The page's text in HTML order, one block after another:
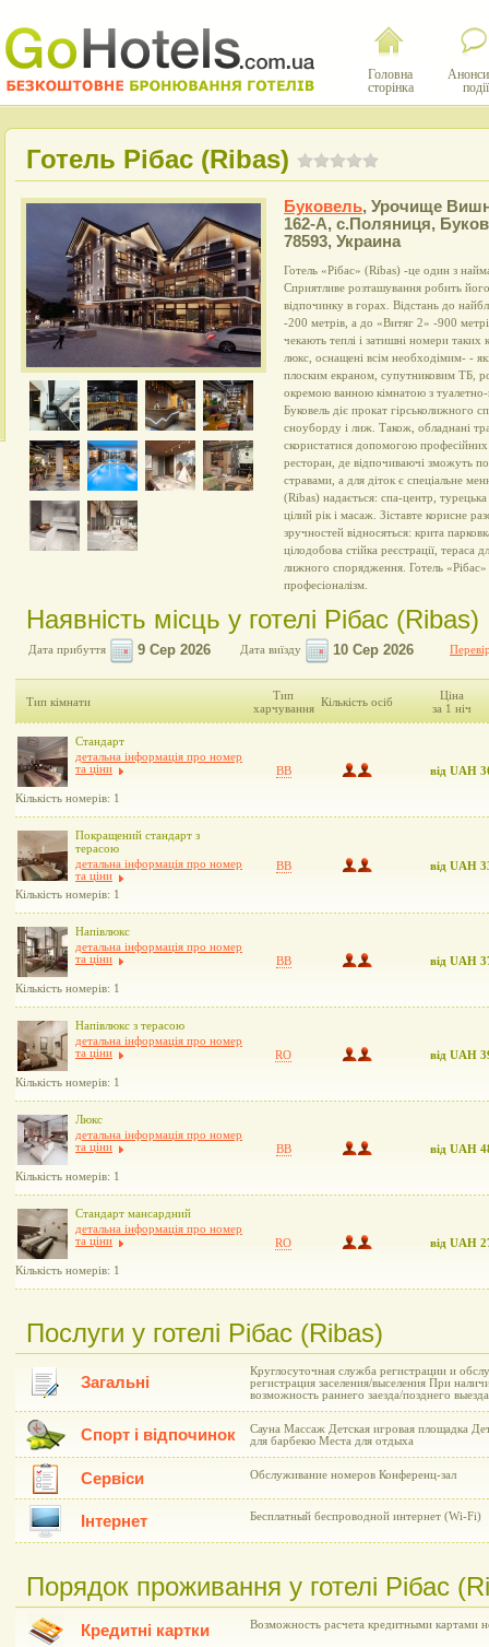
Головна
сторінка
події
Готель Рібас (Ribas)
Буковель, Урочище
162-А, с.Поляниця,
78593, Украина
Готель «Рібас» (Ribas) -це один з
Сприятливе розташування робить
відпочинку в горах. Відстань до
-200 метрів, а до «Витяг 2» -900
чекають теплі і затишні номери таких
люкс, оснащені всім необходімим- -
плоским екраном, супутниковим ТБ,
окремою ванною кімнатою з
Буковель діє прокат гірськолижного
сноуборду і лиж. Також, обладнані
скористатися допомогою професійних
ресторан, де відпочиваючі зможуть
стравами, а для діток є спеціальне
(Ribas) надається: спа-центр,
цілий рік і масаж. Зіставте корисне
зручностей відносяться: крита
цілодобова стійка реєстрації, тераса
лижного спорядження. Готель «Рібас»
професіоналізм.
Наявність місць у готелі Рібас (Ribas)
Дата прибуття Дата виїзду
Тип кімнати
Тип
харчування Кількість осіб
Ціна
за 1 ніч
Стандарт
детальна інформація про номер
та ціни
Кількість номерів: 1
BB від UAH
Покращений стандарт з
терасою
детальна інформація про номер
та ціни
Кількість номерів: 1
BB від UAH
Напівлюкс
детальна інформація про номер
та ціни
Кількість номерів: 1
BB від UAH
Напівлюкс з терасою
детальна інформація про номер
та ціни
Кількість номерів: 1
RO від UAH
Люкс
детальна інформація про номер
та ціни
Кількість номерів: 1
BB від UAH
Стандарт мансардний
детальна інформація про номер
та ціни
Кількість номерів: 1
RO від UAH
Послуги у готелі Рібас (Ribas)
Загальні
Круглосуточная служба регистрации и
регистрация заселения/выселения При
возможность раннего заезда/позднего
Спорт і відпочинок
Сауна Массаж Детская игровая площадка
для барбекю Места для отдыха
Сервіси Обслуживание номеров Конференц-зал
Інтернет Бесплатный беспроводной интернет (Wi-Fi)
Порядок проживання у готелі Рібас
Кредитні картки Возможность расчета кредитными картами